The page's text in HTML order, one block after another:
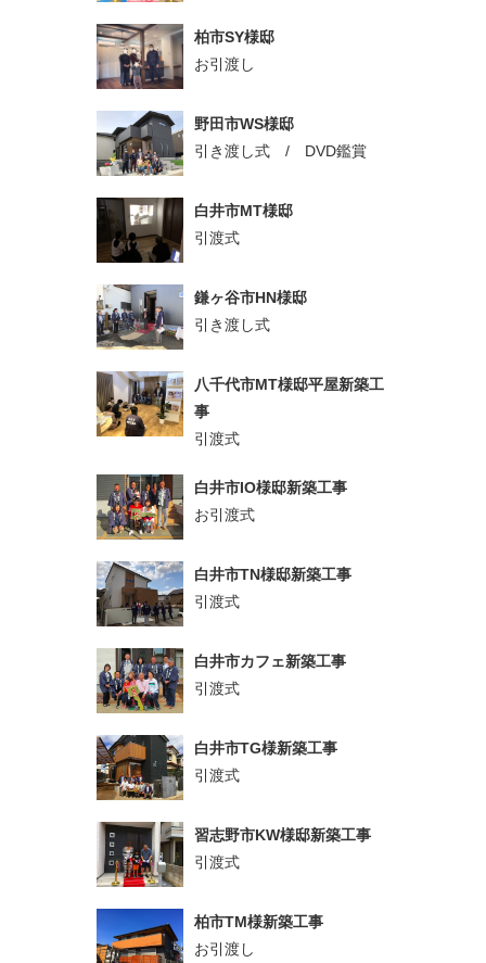
柏市SY様邸
お引渡し
野田市WS様邸
引き渡し式 / DVD鑑賞
白井市MT様邸
引渡式
鎌ヶ谷市HN様邸
引き渡し式
八千代市MT様邸平屋新築工
事
引渡式
白井市IO様邸新築工事
お引渡式
白井市TN様邸新築工事
引渡式
白井市カフェ新築工事
引渡式
白井市TG様新築工事
引渡式
習志野市KW様邸新築工事
引渡式
柏市TM様新築工事
お引渡し